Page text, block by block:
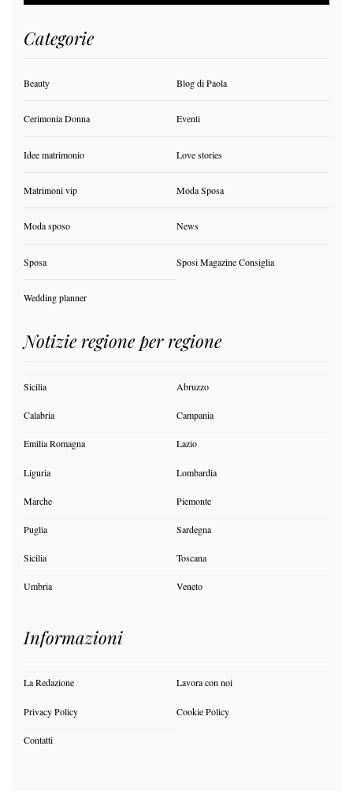
Categorie
Beauty Blog di Paola
Cerimonia Donna Eventi
Idee matrimonio Love stories
Matrimoni vip Moda Sposa
Moda sposo News
Sposa Sposi Magazine Consiglia
Wedding planner
Notizie regione per regione
Sicilia Abruzzo
Calabria Campania
Emilia Romagna Lazio
Liguria Lombardia
Marche Piemonte
Puglia Sardegna
Sicilia Toscana
Umbria Veneto
Informazioni
La Redazione Lavora con noi
Privacy Policy Cookie Policy
Contatti